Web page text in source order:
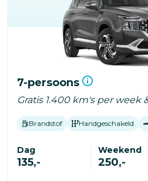
7-persoons
Gratis 1.400 km's per week
Brandstof Handgeschakeld
Dag
135,-
Weekend
250,-